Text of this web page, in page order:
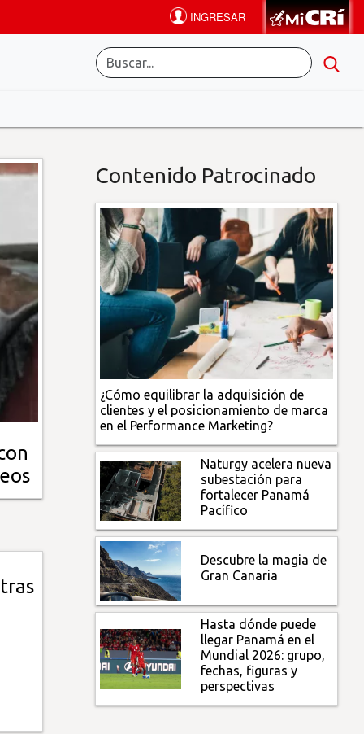
Contenido Patrocinado
¿Cómo equilibrar la adquisición de
clientes y el posicionamiento de marca
en el Performance Marketing?
Naturgy acelera nueva
subestación para
fortalecer Panamá
Pacífico
Descubre la magia de
Gran Canaria
Hasta dónde puede
llegar Panamá en el
Mundial 2026: grupo,
fechas, figuras y
perspectivas